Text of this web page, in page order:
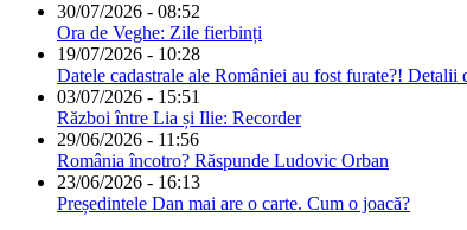
30/07/2026 - 08:52
Ora de Veghe: Zile fierbinți
19/07/2026 - 10:28
Datele cadastrale ale României au fost furate?!
03/07/2026 - 15:51
Război între Lia și Ilie: Recorder
29/06/2026 - 11:56
România încotro? Răspunde Ludovic Orban
23/06/2026 - 16:13
Președintele Dan mai are o carte. Cum o joacă?